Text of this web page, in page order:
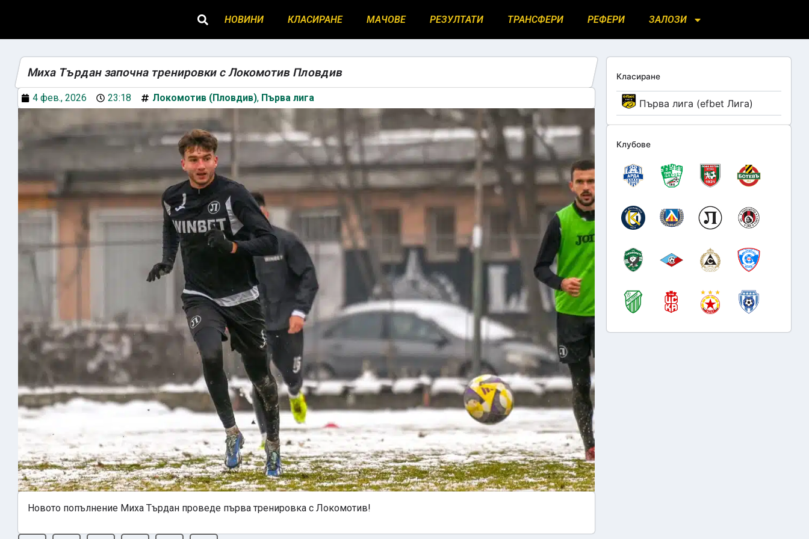
НОВИНИ КЛАСИРАНЕ МАЧОВЕ РЕЗУЛТАТИ ТРАНСФЕРИ РЕФЕРИ ЗАЛОЗИ
Класиране
Първа лига (efbet Лига)
Клубове
Миха Търдан започна тренировки с Локомотив Пловдив
4 фев., 2026 23:18 Локомотив (Пловдив), Първа лига
Новото попълнение Миха Търдан проведе първа тренировка с Локомотив!